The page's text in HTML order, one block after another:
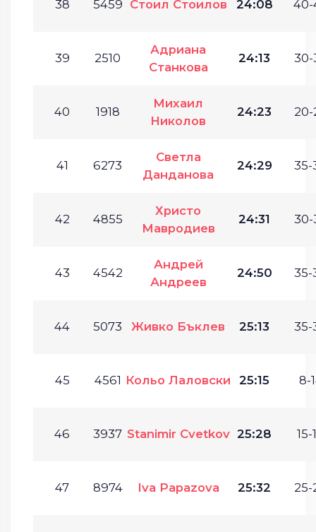
38 5459 Стоил Стоилов 24:08 40-
39 2510
Адриана
Станкова
24:13 30-
40 1918
Михаил
Николов
24:23 20-
41 6273
Светла
Данданова
24:29 35-
42 4855
Христо
Мавродиев
24:31 30-
43 4542
Андрей
Андреев
24:50 35-
44 5073 Живко Бъклев 25:13 35-
45 4561 Кольо Лаловски 25:15 8-
46 3937 Stanimir Cvetkov 25:28 15-
47 8974 Iva Papazova 25:32 25-